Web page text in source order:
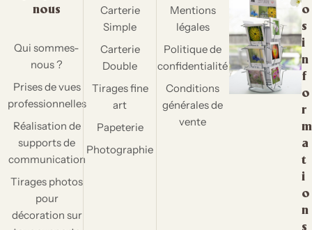
nous
Qui sommes-
nous ?
Prises de vues
professionnelles
Réalisation de
supports de
communication
Tirages photos
pour
décoration sur
Carterie
Simple
Carterie
Double
Tirages fine
art
Papeterie
Photographie
Mentions
légales
Politique de
confidentialité
Conditions
générales de
vente
o
s
i
n
f
o
r
m
a
t
i
o
n